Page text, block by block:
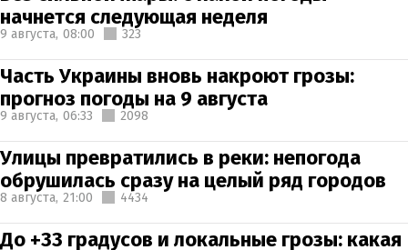
начнется следующая неделя
9 августа, 08:00 323
Часть Украины вновь накроют грозы:
прогноз погоды на 9 августа
9 августа, 06:33 2098
Улицы превратились в реки: непогода
обрушилась сразу на целый ряд городов
8 августа, 21:00 4434
До +33 градусов и локальные грозы: какая